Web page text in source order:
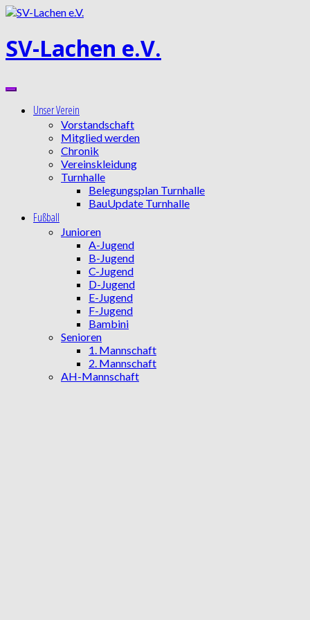
Zum
springen
SV-Lachen e.V.
Unser Verein
Vorstandschaft
Mitglied werden
Chronik
Vereinskleidung
Turnhalle
Belegungsplan Turnhalle
BauUpdate Turnhalle
Fußball
Junioren
A-Jugend
B-Jugend
C-Jugend
D-Jugend
E-Jugend
F-Jugend
Bambini
Senioren
1. Mannschaft
2. Mannschaft
AH-Mannschaft